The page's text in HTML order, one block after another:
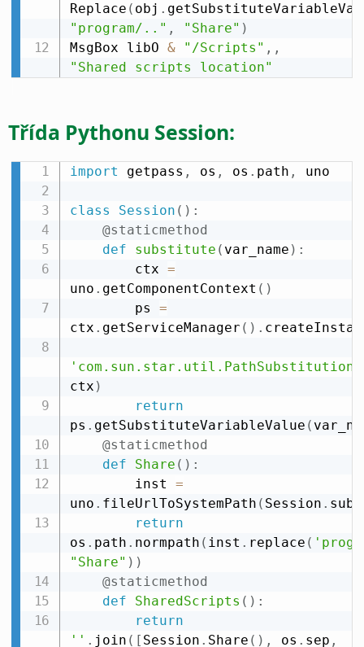
Replace ( obj .
"program/.." , "Share" )
MsgBox libO & "/Scripts" , ,
"Shared scripts location"
Třída Pythonu Session:
import getpass , os , os . path , uno
class Session ( ) :
@staticmethod
def
substitute ( var_name ) :
        ctx
=
uno . getComponentContext ( )
        ps
=
ctx . getServiceManager ( ) .
'com.sun.star.util.PathSubstitution'
ctx )
return
ps . getSubstituteVariableValue (
@staticmethod
def
Share ( ) :
        inst
=
uno . fileUrlToSystemPath ( Session .
return
os . path . normpath ( inst . replace (
"Share" ) )
@staticmethod
def
SharedScripts ( ) :
return
'' . join ( [ Session . Share ( ) , os . sep ,